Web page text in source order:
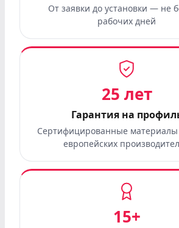
От заявки до установки — не
рабочих дней
25 лет
Гарантия на
Сертифицированные
европейских
15+